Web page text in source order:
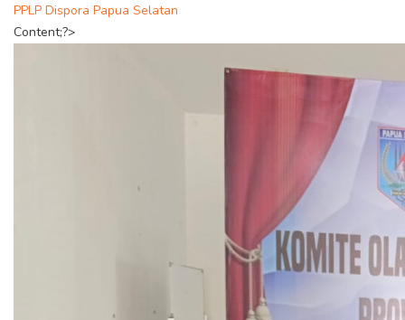
PPLP Dispora Papua Selatan
Content;?>